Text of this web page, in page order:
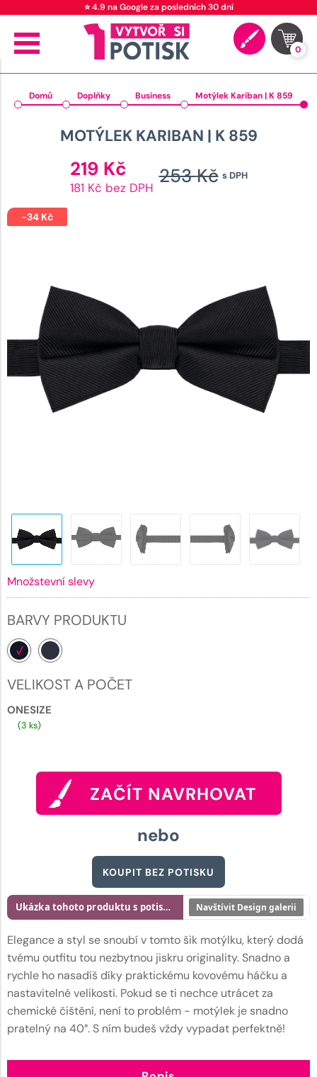
⭐ 4.9 na Google za posledních 30 dní
0
Domů Doplňky Business Motýlek Kariban | K 859
MOTÝLEK KARIBAN | K 859
s DPH
253Kč
219 Kč cena
181 Kč bez DPH
-34Kč
Množstevní slevy
BARVY PRODUKTU
VELIKOST A POČET
ONESIZE
(3 ks)
ZAČÍT NAVRHOVAT
nebo
KOUPIT BEZ POTISKU
Elegance a styl se snoubí v tomto šik motýlku, který dodá
tvému outfitu tou nezbytnou jiskru originality. Snadno a
rychle ho nasadíš díky praktickému kovovému háčku a
nastavitelné velikosti. Pokud se ti nechce utrácet za
chemické čištění, není to problém - motýlek je snadno
pratelný na 40°. S ním budeš vždy vypadat perfektně!
Ukázka tohoto produktu s potiskem Navštívit Design galerii